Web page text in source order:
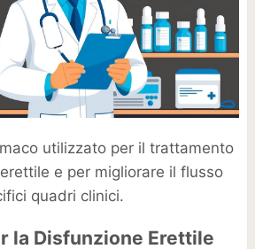
utilizzato per il trattamento
e per migliorare il flusso
quadri clinici.
la Disfunzione Erettile